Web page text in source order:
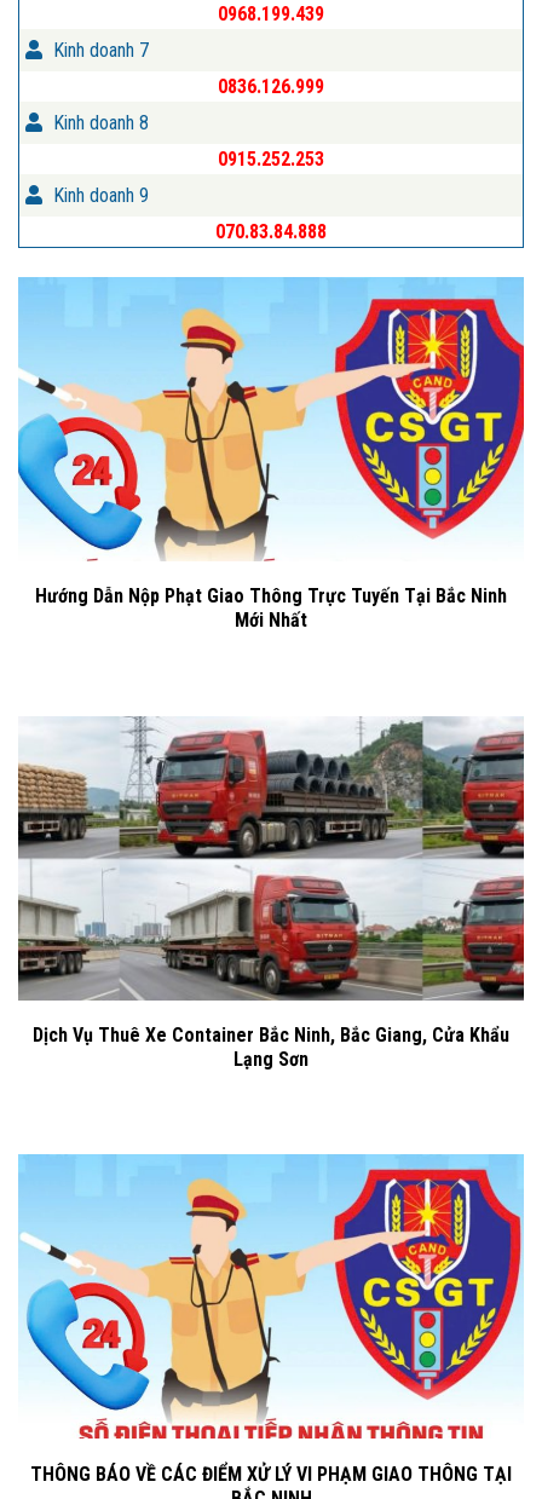
0968.199.439
Kinh doanh 7
0836.126.999
Kinh doanh 8
0915.252.253
Kinh doanh 9
070.83.84.888
Hướng Dẫn Nộp Phạt Giao Thông Trực Tuyến Tại Bắc Ninh
Mới Nhất
Dịch Vụ Thuê Xe Container Bắc Ninh, Bắc Giang, Cửa Khẩu
Lạng Sơn
THÔNG BÁO VỀ CÁC ĐIỂM XỬ LÝ VI PHẠM GIAO THÔNG TẠI